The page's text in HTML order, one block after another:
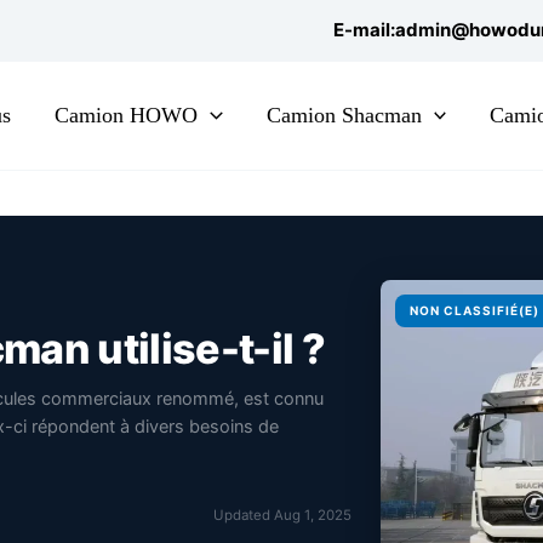
E-
Camion HOWO Camion Shacman
utilise-t-il ?
commerciaux renommé, est connu
ci répondent à divers besoins de
Updated Aug 1, 2025
NON CLASSIFIÉ(E)